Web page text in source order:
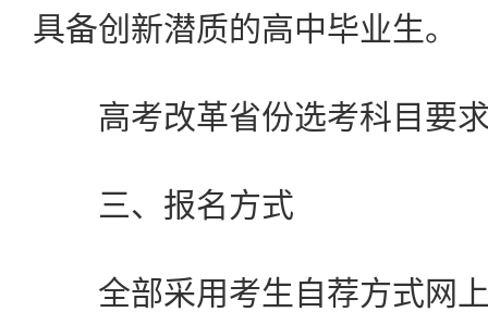
具备创新潜质的高中毕业生。
高考改革省份选考科目要求
三、报名方式
全部采用考生自荐方式网